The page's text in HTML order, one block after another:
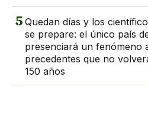
5 Quedan días y los
se prepare: el único país
presenciará un fenómeno
precedentes que no
150 años